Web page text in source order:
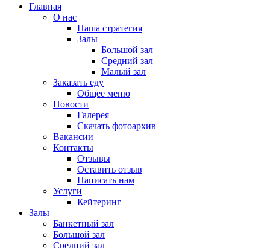
Главная
О нас
Наша стратегия
Залы
Большой зал
Средний зал
Малый зал
Заказать еду
Общее меню
Новости
Галерея
Скачать фотоархив
Вакансии
Контакты
Отзывы
Оставить отзыв
Написать нам
Услуги
Кейтеринг
Залы
Банкетный зал
Большой зал
Средний зал